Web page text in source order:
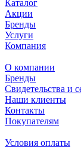
Каталог
Акции
Бренды
Услуги
Компания
О компании
Бренды
Свидетельства и
Наши клиенты
Контакты
Покупателям
Условия оплаты